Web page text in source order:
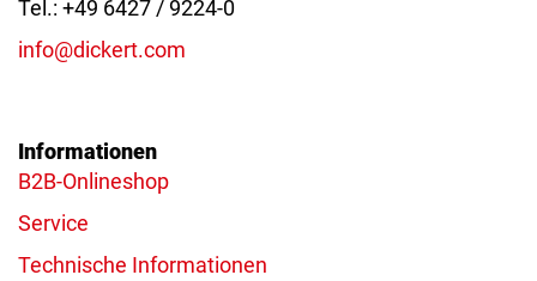
Tel.: +49 6427 / 9224-0
info@dickert.com
Informationen
B2B-Onlineshop
Service
Technische Informationen